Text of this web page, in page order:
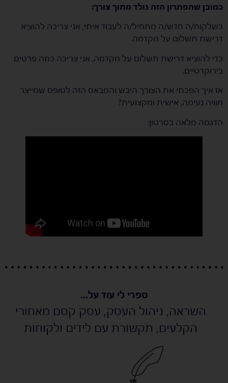
כמובן שהפתרון הזה נולד מתוך צורך:
כשלקוח/ה חדש/ה מתחיל/ה לעבוד איתי, אני צריכה להוציא
דרישת תשלום על מקדמה.
כדי להוציא דרישת תשלום על מקדמה, אני צריכה כמה פרטים
בירוקרטיים.
אז איך הפכתי את הצורך היבש והמבאס הזה לטופס שמייצר
חוויה נעימה, אישית ומקצועית?
הדגמה מלאה בסרטון:
ספרי לי עוד על...
השראה, ניהול העסק, עסק קסם מאחורי
הקלעים, תקשורת עם לידים ולקוחות